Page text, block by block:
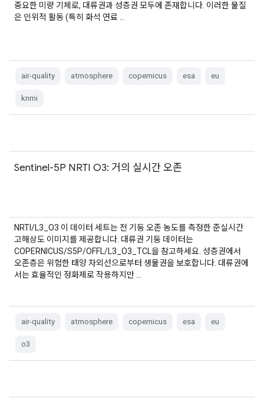
중요한 미량 기체로, 대류권과 성층권 모두에 존재합니다. 이러한 물질
은 인위적 활동 (특히 화석 연료 …
air-quality atmosphere copernicus esa eu
knmi
Sentinel-5P NRTI O3: 거의 실시간 오존
NRTI/L3_O3 이 데이터 세트는 전 기둥 오존 농도를 측정한 준실시간
고해상도 이미지를 제공합니다. 대류권 기둥 데이터는
COPERNICUS/S5P/OFFL/L3_O3_TCL을 참고하세요. 성층권에서
오존층은 위험한 태양 자외선으로부터 생물권을 보호합니다. 대류권에
서는 효율적인 정화제로 작용하지만 …
air-quality atmosphere copernicus esa eu
o3